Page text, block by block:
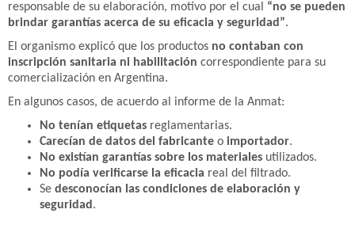
responsable de su elaboración, motivo por el cual “no se pueden
brindar garantías acerca de su eficacia y seguridad”.
El organismo explicó que los productos no contaban con
inscripción sanitaria ni habilitación correspondiente para su
comercialización en Argentina.
En algunos casos, de acuerdo al informe de la Anmat:
No tenían etiquetas reglamentarias.
Carecían de datos del fabricante o importador.
No existían garantías sobre los materiales utilizados.
No podía verificarse la eficacia real del filtrado.
Se desconocían las condiciones de elaboración y
seguridad .